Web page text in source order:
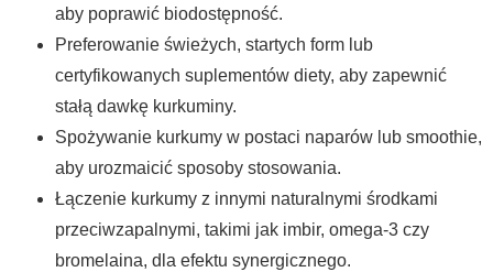
aby poprawić biodostępność.
Preferowanie świeżych, startych form lub
certyfikowanych suplementów diety, aby zapewnić
stałą dawkę kurkuminy.
Spożywanie kurkumy w postaci naparów lub smoothie,
aby urozmaicić sposoby stosowania.
Łączenie kurkumy z innymi naturalnymi środkami
przeciwzapalnymi, takimi jak imbir, omega-3 czy
bromelaina, dla efektu synergicznego.